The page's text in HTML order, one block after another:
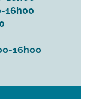
16h00
16h00